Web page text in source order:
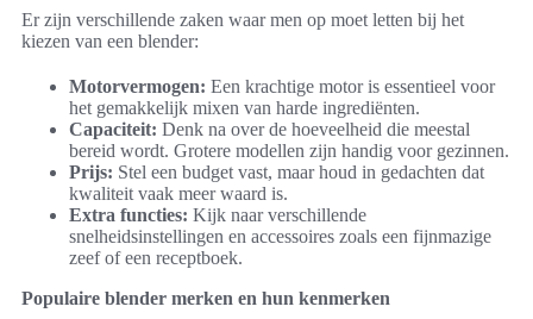
Er zijn verschillende zaken waar men op moet letten bij het
kiezen van een blender:
Motorvermogen: Een krachtige motor is essentieel voor
het gemakkelijk mixen van harde ingrediënten.
Capaciteit: Denk na over de hoeveelheid die meestal
bereid wordt. Grotere modellen zijn handig voor gezinnen.
Prijs: Stel een budget vast, maar houd in gedachten dat
kwaliteit vaak meer waard is.
Extra functies: Kijk naar verschillende
snelheidsinstellingen en accessoires zoals een fijnmazige
zeef of een receptboek.
Populaire blender merken en hun kenmerken